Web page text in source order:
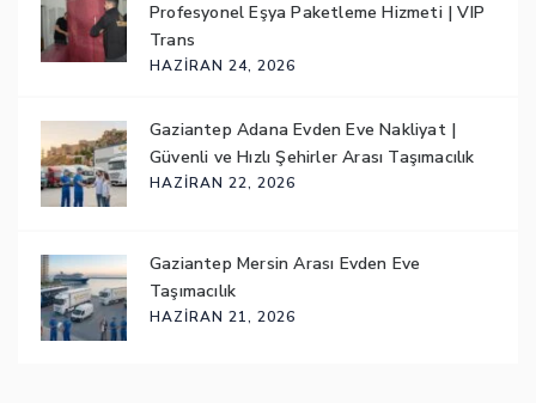
Profesyonel Eşya Paketleme Hizmeti | VIP
Trans
HAZIRAN 24, 2026
Gaziantep Adana Evden Eve Nakliyat |
Güvenli ve Hızlı Şehirler Arası Taşımacılık
HAZIRAN 22, 2026
Gaziantep Mersin Arası Evden Eve
Taşımacılık
HAZIRAN 21, 2026